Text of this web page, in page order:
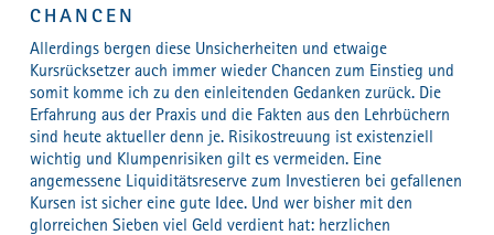
CHANCEN
Allerdings bergen diese Unsicherheiten und etwaige
Kursrücksetzer auch immer wieder Chancen zum Einstieg und
somit komme ich zu den einleitenden Gedanken zurück. Die
Erfahrung aus der Praxis und die Fakten aus den Lehrbüchern
sind heute aktueller denn je. Risikostreuung ist existenziell
wichtig und Klumpenrisiken gilt es vermeiden. Eine
angemessene Liquiditätsreserve zum Investieren bei gefallenen
Kursen ist sicher eine gute Idee. Und wer bisher mit den
glorreichen Sieben viel Geld verdient hat: herzlichen